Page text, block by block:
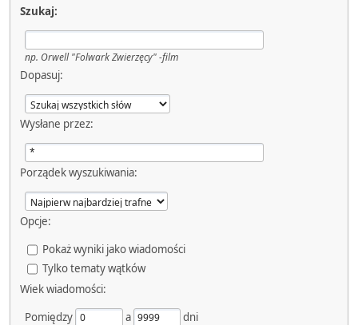
Szukaj:
np. Orwell "Folwark Zwierzęcy" -film
Dopasuj:
Wysłane przez:
Porządek wyszukiwania:
Opcje:
Pokaż wyniki jako wiadomości
Tylko tematy wątków
Wiek wiadomości:
Pomiędzy
a
dni